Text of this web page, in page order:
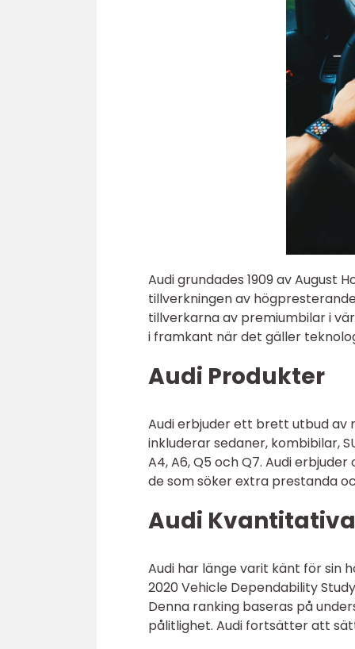
Audi grundades 1909 av August
tillverkningen av
tillverkarna av premiumbilar i
i framkant när det gäller
Audi Produkter
Audi erbjuder ett brett utbud av
inkluderar sedaner, kombibilar,
A4, A6, Q5 och Q7. Audi
de som söker extra prestanda
Audi
Audi har länge varit känt för sin
2020 Vehicle Dependability
Denna ranking baseras på
pålitlighet. Audi fortsätter att